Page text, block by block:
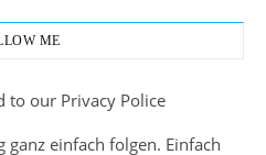
ME
to our Privacy Police
einfach folgen. Einfach